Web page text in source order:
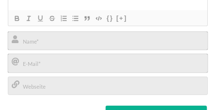
{} [+]
Name*
E-
Mail*